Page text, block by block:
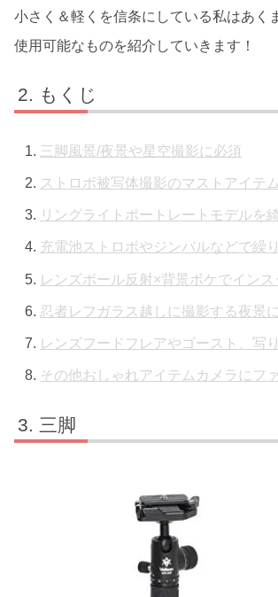
小さく＆軽くを信条にしている私はあく
使用可能なものを紹介していきます！
もくじ
三脚 風景/夜景や星空撮影に必須
ストロボ被写体撮影のマストアイテム
リングライト ポートレートモデルを
充電池ストロボやジンバルなどで繰
レンズボール 反射×背景ボケでインス
忍者レフ ガラス越しに撮影する夜景に
レンズフード フレアやゴースト、写
その他おしゃれアイテム カメラにフ
三脚